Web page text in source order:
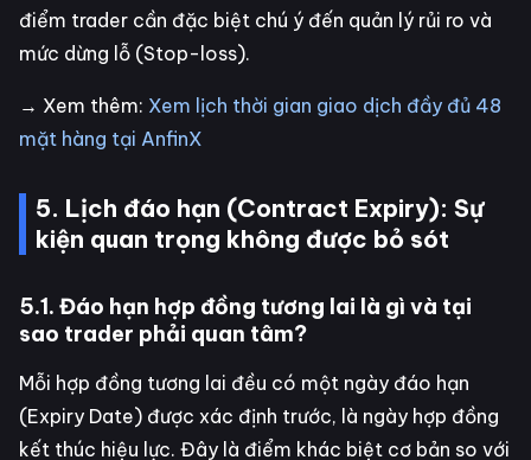
điểm trader cần đặc biệt chú ý đến quản lý rủi ro và
mức dừng lỗ (Stop-loss).
→ Xem thêm: Xem lịch thời gian giao dịch đầy đủ 48
mặt hàng tại AnfinX
5. Lịch đáo hạn (Contract Expiry): Sự
kiện quan trọng không được bỏ sót
5.1. Đáo hạn hợp đồng tương lai là gì và tại
sao trader phải quan tâm?
Mỗi hợp đồng tương lai đều có một ngày đáo hạn
(Expiry Date) được xác định trước, là ngày hợp đồng
kết thúc hiệu lực. Đây là điểm khác biệt cơ bản so với